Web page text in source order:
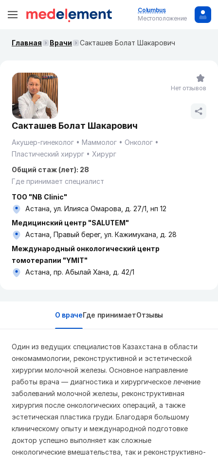
Columbus
Местоположение
Главная Врачи Сакташев Болат Шакарович
Сакташев Болат Шакарович
Акушер-гинеколог Маммолог
Онколог
Пластический хирург
Хирург
Общий стаж (лет): 28
Где принимает специалист
ТОО "NB Clinic"
Астана, ул. Илияса Омарова, д. 27/1, нп 12
Медицинский центр "SALUTEM"
Астана, Правый берег, ул. Кажимукана, д. 28
Международный онкологический центр
томотерапии "ҮМІТ"
Астана, пр. Абылай Хана, д. 42/1
Нет отзывов
О врачеГде принимаетОтзывы
Один из ведущих специалистов Казахстана в области
онкомаммологии, реконструктивной и эстетической
хирургии молочной железы. Основное направление
работы врача — диагностика и хирургическое лечение
заболеваний молочной железы, реконструктивная
хирургия после онкологических операций, а также
эстетическая пластика груди. Благодаря большому
клиническому опыту и международной подготовке
доктор успешно выполняет как сложные
онкологические вмешательства, так и реконструктивно-